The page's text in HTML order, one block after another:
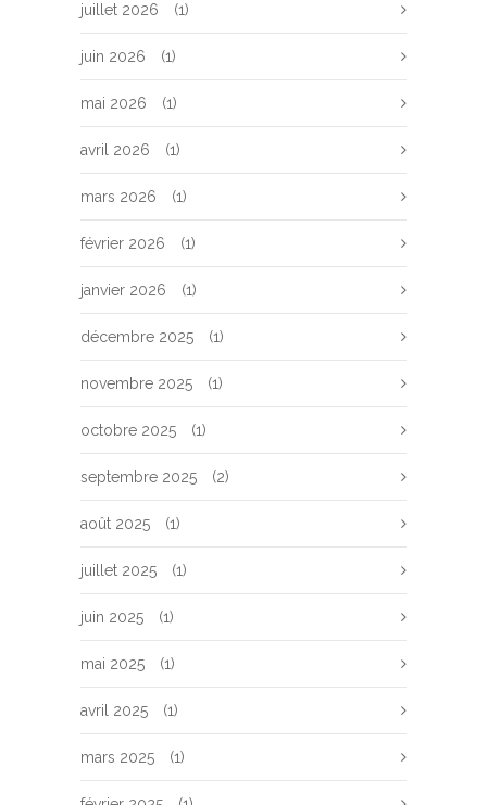
juillet 2026 (1)
juin 2026 (1)
mai 2026 (1)
avril 2026 (1)
mars 2026 (1)
février 2026 (1)
janvier 2026 (1)
décembre 2025 (1)
novembre 2025 (1)
octobre 2025 (1)
septembre 2025 (2)
août 2025 (1)
juillet 2025 (1)
juin 2025 (1)
mai 2025 (1)
avril 2025 (1)
mars 2025 (1)